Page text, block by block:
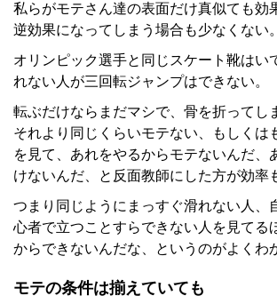
私らがモテさん達の表面だけ真似ても効
逆効果になってしまう場合も少なくない。
オリンピック選手と同じスケート靴はい
れない人が三回転ジャンプはできない。
転ぶだけならまだマシで、骨を折ってし
それより同じくらいモテない、もしくは
を見て、あれをやるからモテないんだ、
けないんだ、と反面教師にした方が効率
つまり同じようにまっすぐ滑れない人、
心者で立つことすらできない人を見てる
からできないんだな、というのがよくわ
モテの条件は揃えていても